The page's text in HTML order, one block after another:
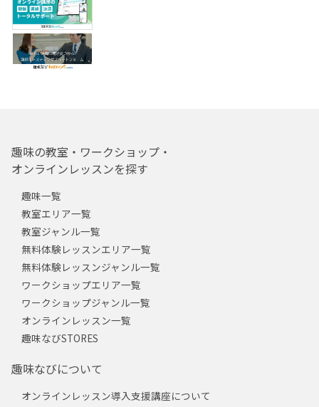
趣味の教室・ワークショップ・
オンラインレッスンを探す
趣味一覧
教室エリア一覧
教室ジャンル一覧
無料体験レッスンエリア一覧
無料体験レッスンジャンル一覧
ワークショップエリア一覧
ワークショップジャンル一覧
オンラインレッスン一覧
趣味なびSTORES
趣味なびについて
オンラインレッスン導入支援講座について